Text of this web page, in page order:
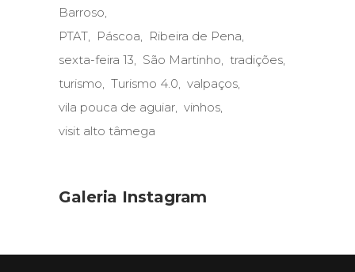
Barroso
PTAT
Páscoa
Ribeira de Pena
sexta-feira 13
São Martinho
tradições
turismo
Turismo 4.0
valpaços
vila pouca de aguiar vinhos
visit alto tâmega
Galeria Instagram